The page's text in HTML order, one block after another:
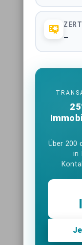
–
Über 200
in